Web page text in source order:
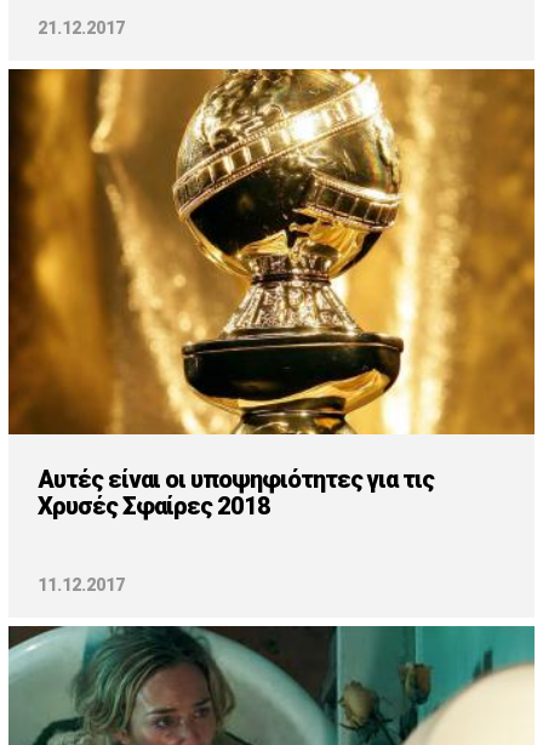
21.12.2017
Αυτές είναι οι υποψηφιότητες για τις
Χρυσές Σφαίρες 2018
11.12.2017